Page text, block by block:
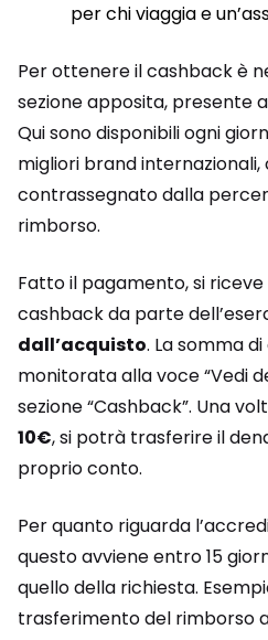
per chi viaggia e
Per ottenere il cashback è
sezione apposita, presente
Qui sono disponibili ogni
migliori brand
contrassegnato dalla
rimborso.
Fatto il pagamento, si
cashback da parte
dall’acquisto. La somma
monitorata alla voce “Vedi
sezione “Cashback”. Una
10€, si potrà trasferire il
proprio conto.
Per quanto riguarda
questo avviene entro 15
quello della richiesta.
trasferimento del rimborso